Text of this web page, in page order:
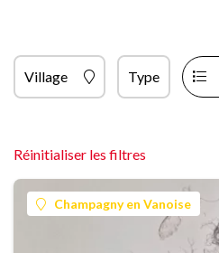
Village Type
Réinitialiser les filtres
Champagny en Vanoise